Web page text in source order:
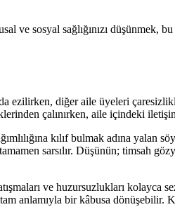
ve sosyal sağlığınızı düşünmek,
ezilirken, diğer aile üyeleri
çalınırken, aile içindeki
kılıf bulmak adına yalan
sarsılır. Düşünün; timsah
ve huzursuzlukları kolayca
anlamıyla bir kâbusa dönüşebilir.